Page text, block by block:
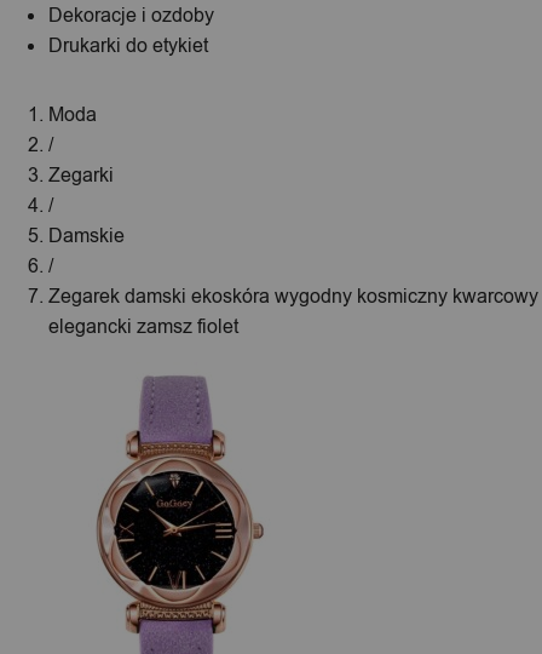
Dekoracje i ozdoby
Drukarki do etykiet
Moda
/
Zegarki
/
Damskie
/
Zegarek damski ekoskóra wygodny kosmiczny kwarcowy
elegancki zamsz fiolet